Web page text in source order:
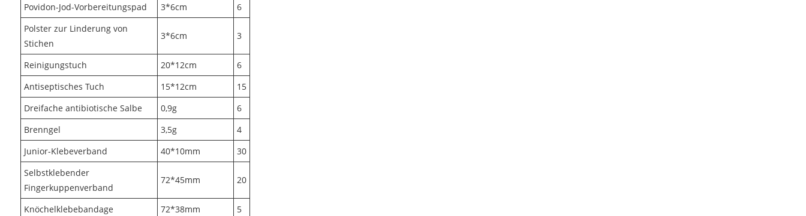
Povidon-Jod-Vorbereitungspad
3*6cm
6
Polster zur Linderung von
Stichen
3*6cm 3
Reinigungstuch 20*12cm
6
Antiseptisches Tuch
15*12cm
15
Dreifache antibiotische Salbe
0,9g
6
Brenngel
3,5g
4
Junior-Klebeverband
40*10mm
30
Selbstklebender
Fingerkuppenverband
72*45mm 20
Knöchelklebebandage 72*38mm
5